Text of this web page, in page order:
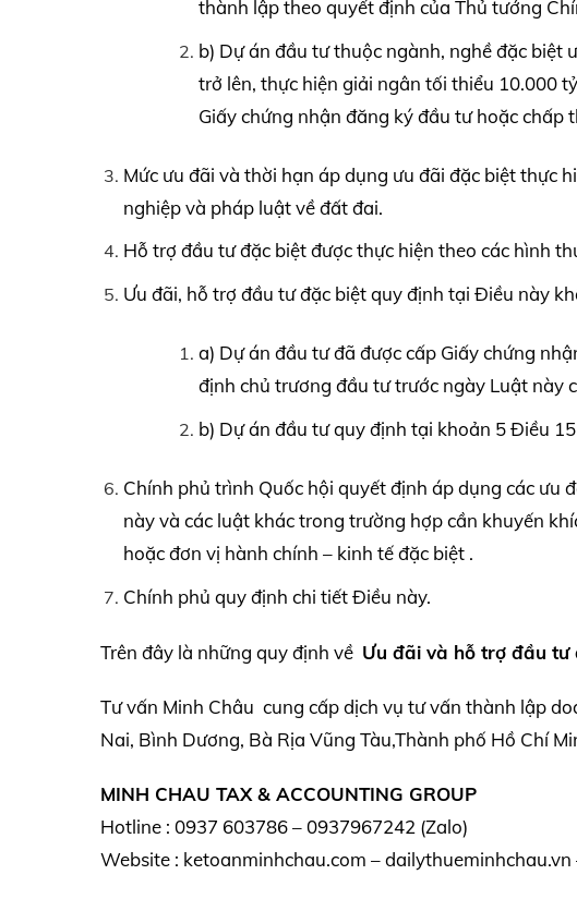
thành lập theo quyết định của Thủ tướng
b) Dự án đầu tư thuộc ngành, nghề đặc biệt
trở lên, thực hiện giải ngân tối thiểu 10.000
Giấy chứng nhận đăng ký đầu tư hoặc chấp
Mức ưu đãi và thời hạn áp dụng ưu đãi đặc biệt thực
nghiệp và pháp luật về đất đai.
Hỗ trợ đầu tư đặc biệt được thực hiện theo các hình
Ưu đãi, hỗ trợ đầu tư đặc biệt quy định tại Điều này
a) Dự án đầu tư đã được cấp Giấy chứng
định chủ trương đầu tư trước ngày Luật này
b) Dự án đầu tư quy định tại khoản 5 Điều
Chính phủ trình Quốc hội quyết định áp dụng các ưu
này và các luật khác trong trường hợp cần khuyến
hoặc đơn vị hành chính – kinh tế đặc biệt .
Chính phủ quy định chi tiết Điều này.
Trên đây là những quy định về Ưu đãi và hỗ trợ đầu tư
Tư vấn Minh Châu cung cấp dịch vụ tư vấn thành lập
Nai, Bình Dương, Bà Rịa Vũng Tàu,Thành phố Hồ Chí
MINH CHAU TAX & ACCOUNTING GROUP
Hotline : 0937 603786 – 0937967242 (Zalo)
Website : ketoanminhchau.com –